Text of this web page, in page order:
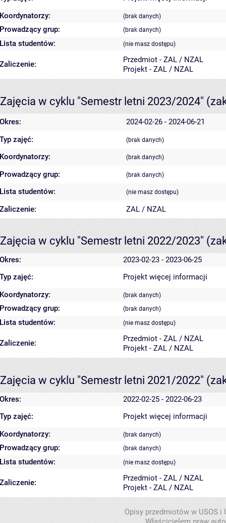
Koordynatorzy:
(brak danych)
Prowadzący grup: (brak danych)
Lista studentów: (nie masz dostępu)
Zaliczenie:
Przedmiot - ZAL / NZAL
Projekt - ZAL / NZAL
Zajęcia w cyklu "Semestr letni 2023/2024"
Okres:
2024-02-26 - 2024-06-21
Typ zajęć:
(brak danych)
Koordynatorzy: (brak danych)
Prowadzący grup: (brak danych)
Lista studentów: (nie masz dostępu)
Zaliczenie: ZAL / NZAL
Zajęcia w cyklu "Semestr letni 2022/2023"
Okres:
2023-02-23 - 2023-06-25
Typ zajęć:
Projekt więcej informacji
Koordynatorzy:
(brak danych)
Prowadzący grup: (brak danych)
Lista studentów: (nie masz dostępu)
Zaliczenie:
Przedmiot - ZAL / NZAL
Projekt - ZAL / NZAL
Zajęcia w cyklu "Semestr letni 2021/2022"
Okres:
2022-02-25 - 2022-06-23
Typ zajęć:
Projekt więcej informacji
Koordynatorzy:
(brak danych)
Prowadzący grup: (brak danych)
Lista studentów: (nie masz dostępu)
Zaliczenie:
Przedmiot - ZAL / NZAL
Projekt - ZAL / NZAL
Opisy przedmiotów w USOS